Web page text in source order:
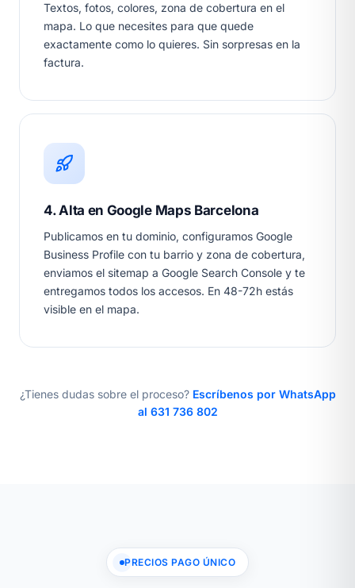
Textos, fotos, colores, zona de cobertura en el
mapa. Lo que necesites para que quede
exactamente como lo quieres. Sin sorpresas en la
factura.
4. Alta en Google Maps Barcelona
Publicamos en tu dominio, configuramos Google
Business Profile con tu barrio y zona de cobertura,
enviamos el sitemap a Google Search Console y te
entregamos todos los accesos. En 48-72h estás
visible en el mapa.
¿Tienes dudas sobre el proceso? Escríbenos por WhatsApp
al 631 736 802
PRECIOS PAGO ÚNICO